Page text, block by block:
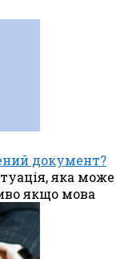
документ?
яка може
якщо мова